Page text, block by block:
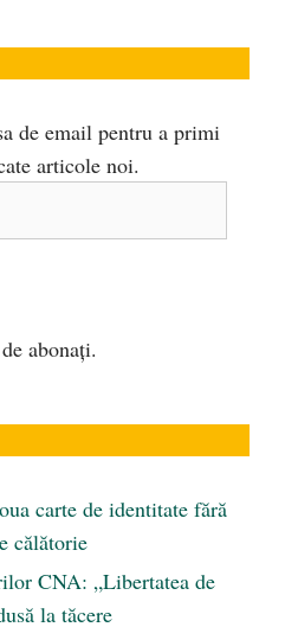
de email pentru a primi
articole noi.
abonați.
carte de identitate fără
călătorie
CNA: „Libertatea de
la tăcere